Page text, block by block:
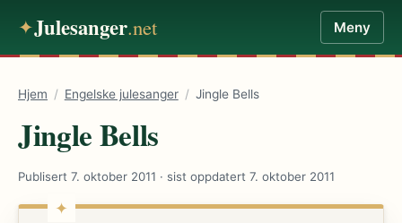
✦Julesanger.net Meny
Hjem / Engelske julesanger / Jingle Bells
Jingle Bells
Publisert 7. oktober 2011 · sist oppdatert 7. oktober 2011